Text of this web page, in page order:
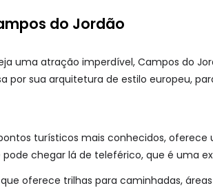
do Jordão
uma atração imperdível, Campos do
por sua arquitetura de estilo europeu,
turísticos mais conhecidos,
chegar lá de teleférico, que é uma
oferece trilhas para caminhadas,